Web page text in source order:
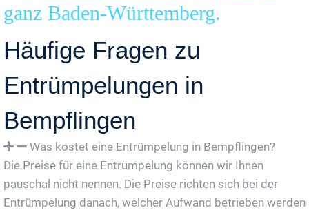
ganz Baden-Württemberg.
Häufige Fragen zu
Entrümpelungen in
Bempflingen
Was kostet eine Entrümpelung in Bempflingen?
Die Preise für eine Entrümpelung können wir Ihnen
pauschal nicht nennen. Die Preise richten sich bei der
Entrümpelung danach, welcher Aufwand betrieben werden